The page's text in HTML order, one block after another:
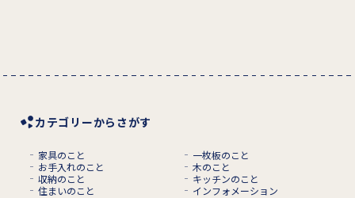
カテゴリーからさがす
家具のこと
一枚板のこと
お手入れのこと
木のこと
収納のこと
キッチンのこと
住まいのこと
インフォメーション